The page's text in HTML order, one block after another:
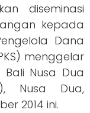
diseminasi
kepada
Dana
menggelar
Nusa Dua
Nusa Dua,
2014 ini.